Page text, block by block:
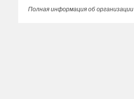
Полная информация об организации